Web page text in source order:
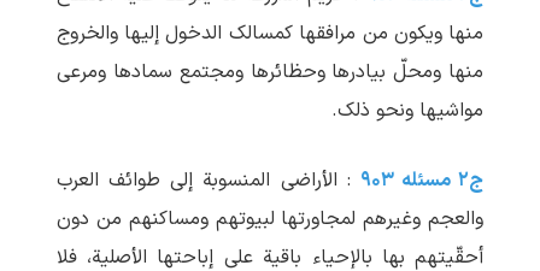
منها ویکون من مرافقها کمسالک الدخول إلیها والخروج
منها ومحلّ بیادرها وحظائرها ومجتمع سمادها ومرعی
مواشیها ونحو ذلک.
ج۲ مسئله ۹۰۳
: الأراضی المنسوبة إلی طوائف العرب
والعجم وغیرهم لمجاورتها لبیوتهم ومساکنهم من دون
أحقّیتهم بها بالإحیاء باقیة علی إباحتها الأصلیة، فلا